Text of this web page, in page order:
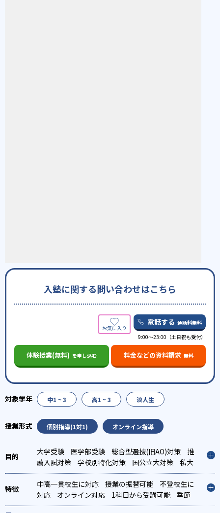
入塾に関する問い合わせはこちら
電話する 通話料無料
9:00～23:00（土日祝も受付）
体験授業(無料) を申し込む 料金などの資料請求 無料
中1 ~ 3 高1 ~ 3 浪人生
個別指導(1対1) オンライン指導
大学受験 医学部受験 総合型選抜(旧AO)対策
推
薦入試対策
学校別特化対策 国公立大対策
私大
対策
共通テスト対策
中高一貫校生に対応
授業の振替可能
不登校生に
対応
オンライン対応 1科目から受講可能
季節
講習のみの受講可
自習室あり